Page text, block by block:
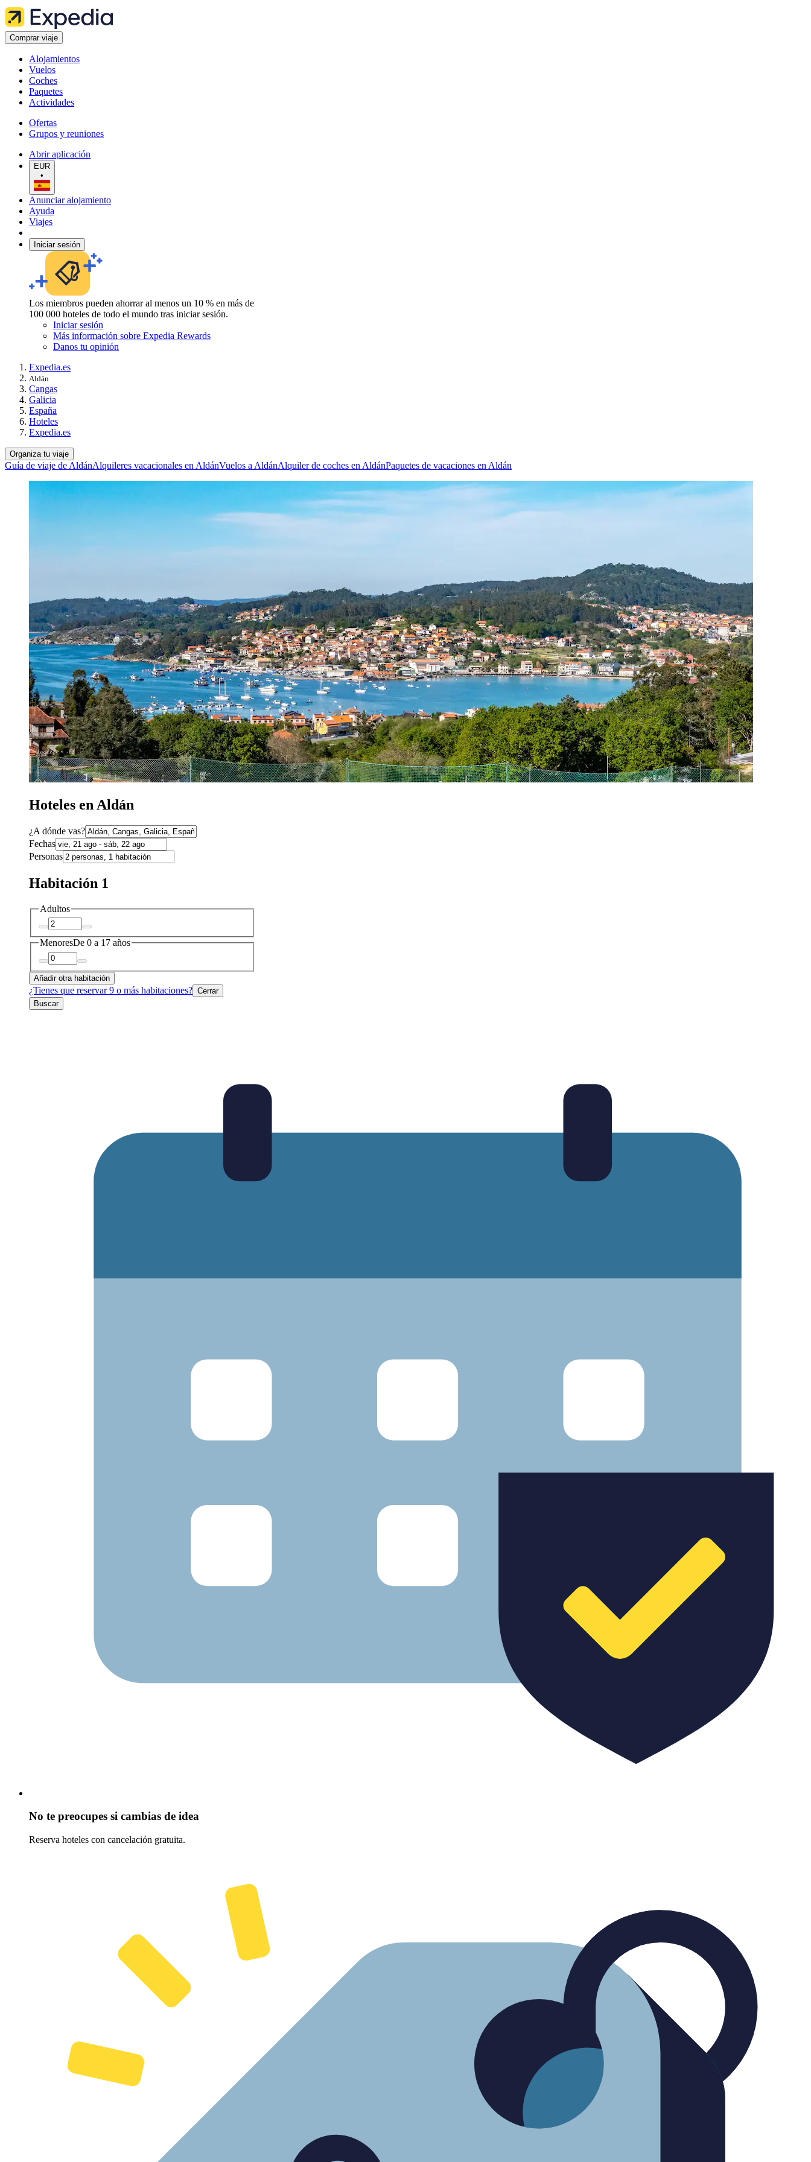
Comprar viaje
Alojamientos
Vuelos
Coches
Paquetes
Actividades
Ofertas
Grupos y reuniones
Abrir aplicación
EUR
•
Anunciar alojamiento
Ayuda
Viajes
Iniciar sesión
Los miembros pueden ahorrar al menos un 10 % en más de
100 000 hoteles de todo el mundo tras iniciar sesión.
Iniciar sesión
Más información sobre Expedia Rewards
Danos tu opinión
Expedia.es
Aldán
Cangas
Galicia
España
Hoteles
Expedia.es
Organiza tu viaje
Guía de viaje de AldánAlquileres vacacionales en AldánVuelos a AldánAlquiler de coches en AldánPaquetes de vacaciones en Aldán
Hoteles en Aldán
¿A dónde vas?
Fechas
Personas
Habitación 1
Adultos
MenoresDe 0 a 17 años
Añadir otra habitación
¿Tienes que reservar 9 o más habitaciones? Cerrar
Buscar
No te preocupes si cambias de idea
Reserva hoteles con cancelación gratuita.